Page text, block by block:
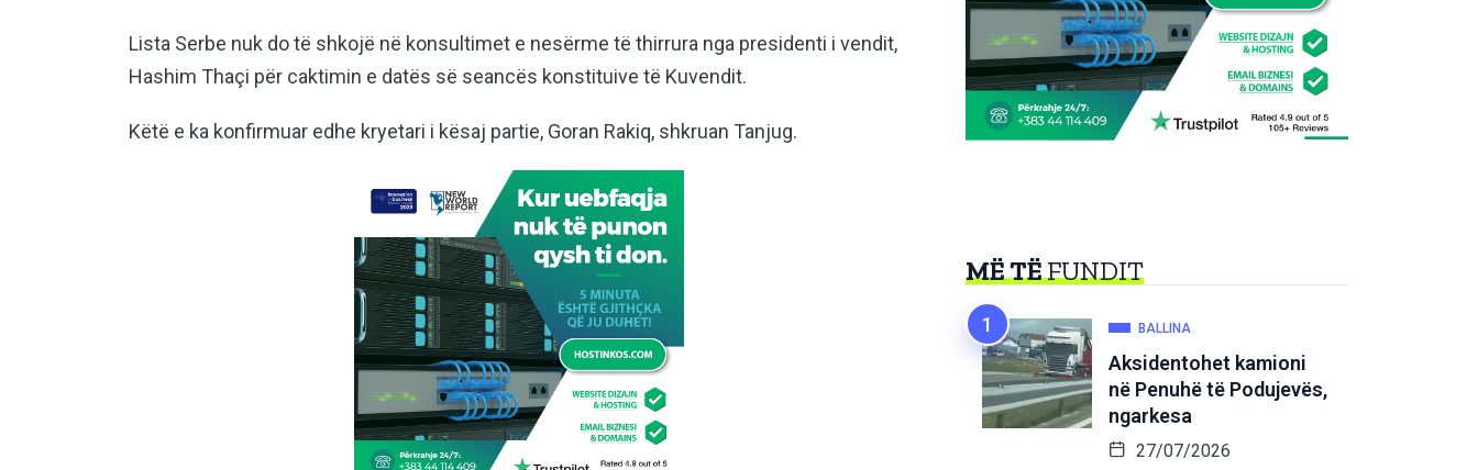
Lista Serbe nuk do të shkojë në konsultimet e nesërme të thirrura nga presidenti i vendit,
Hashim Thaçi për caktimin e datës së seancës konstituive të Kuvendit.
Këtë e ka konfirmuar edhe kryetari i kësaj partie, Goran Rakiq, shkruan Tanjug.
MË TËFUNDIT
BALLINA
Aksidentohet kamioni
në Penuhë të Podujevës,
ngarkesa
27/07/2026